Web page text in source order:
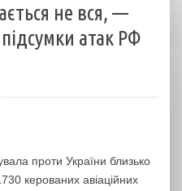
не вся, —
атак РФ
проти України близько
керованих авіаційних